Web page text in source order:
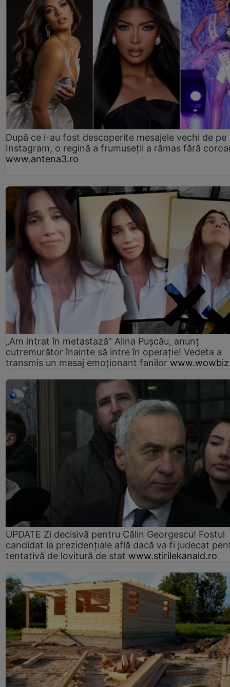
După ce i-au fost descoperite mesajele vechi de pe
Instagram, o regină a frumuseții a rămas fără
www.antena3.ro
„Am intrat în metastază” Alina Pușcău, anunț
cutremurător înainte să intre în operație! Vedeta a
transmis un mesaj emoționant fanilor
UPDATE Zi decisivă pentru Călin Georgescu! Fostul
candidat la prezidențiale află dacă va fi judecat
tentativă de lovitură de stat www.stirilekanald.ro